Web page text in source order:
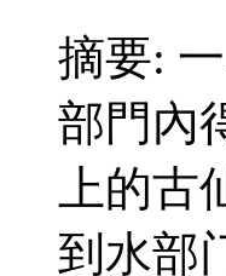
摘要:
部門內
上的
到水部